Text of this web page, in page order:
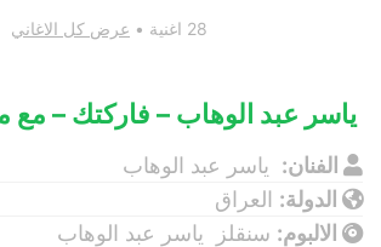
28 اغنية • عرض كل الاغاني
ياسر عبد الوهاب – فاركتك – مع
الفنان: ياسر عبد الوهاب
الدولة: العراق
الالبوم: سنقلز ياسر عبد الوهاب